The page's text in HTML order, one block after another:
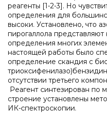
реагенты [1-2-3]. Но
определения для
высоки. Установлено, что
пирогаллола
определения многих
настоящей работы было
определение скандия с
отсутствии третьего
Реагент синтезирован по
строение установлены
ИК-спектроскопии.